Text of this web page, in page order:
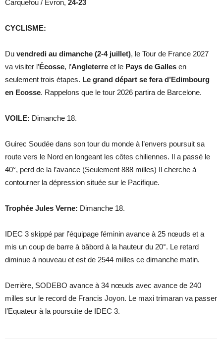
Carquefou / Evron, 24-23
CYCLISME:
Du vendredi au dimanche (2-4 juillet), le Tour de France 2027
va visiter l’Écosse, l’Angleterre et le Pays de Galles en
seulement trois étapes. Le grand départ se fera d’Edimbourg
en Ecosse. Rappelons que le tour 2026 partira de Barcelone.
VOILE: Dimanche 18.
Guirec Soudée dans son tour du monde à l’envers poursuit sa
route vers le Nord en longeant les côtes chiliennes. Il a passé le
40°, perd de la l’avance (Seulement 888 milles) Il cherche à
contourner la dépression située sur le Pacifique.
Trophée Jules Verne: Dimanche 18.
IDEC 3 skippé par l’équipage féminin avance à 25 nœuds et a
mis un coup de barre à bâbord à la hauteur du 20°. Le retard
diminue à nouveau et est de 2544 milles ce dimanche matin.
Derrière, SODEBO avance à 34 nœuds avec avance de 240
milles sur le record de Francis Joyon. Le maxi trimaran va passer
l’Equateur à la poursuite de IDEC 3.